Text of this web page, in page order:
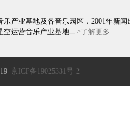
产业基地及各音乐园区，2001年新闻
空运营音乐产业基地... >了解更多
京ICP备19025331号-2